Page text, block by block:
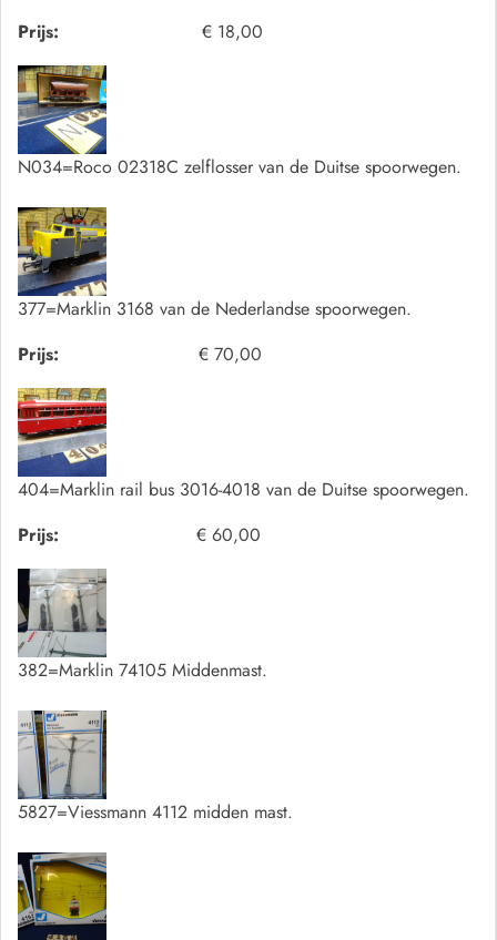
Prijs:
€ 18,00
N034=Roco 02318C zelflosser van de Duitse spoorwegen.
377=Marklin 3168 van de Nederlandse spoorwegen.
Prijs:
€ 70,00
404=Marklin rail bus 3016-4018 van de Duitse spoorwegen.
Prijs:
€ 60,00
382=Marklin 74105 Middenmast.
5827=Viessmann 4112 midden mast.